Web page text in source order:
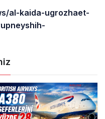
al-kaida-ugrozhaet-